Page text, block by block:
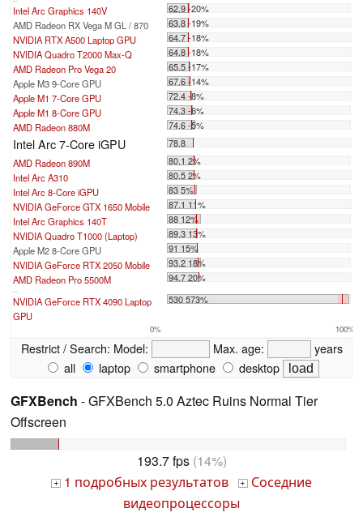
Intel Arc Graphics 140V
62.9 -20%
AMD Radeon RX Vega M GL / 870
63.8 -19%
NVIDIA RTX A500 Laptop GPU
64.7 -18%
NVIDIA Quadro T2000 Max-Q
64.8 -18%
AMD Radeon Pro Vega 20
65.5 -17%
Apple M3 9-Core GPU
67.6 -14%
Apple M1 7-Core GPU
72.4 -8%
Apple M1 8-Core GPU
74.3 -6%
AMD Radeon 880M
74.6 -5%
Intel Arc 7-Core iGPU
78.8
AMD Radeon 890M
80.1 2%
Intel Arc A310
80.5 2%
Intel Arc 8-Core iGPU
83 5%
NVIDIA GeForce GTX 1650 Mobile
87.1 11%
Intel Arc Graphics 140T
88 12%
NVIDIA Quadro T1000 (Laptop)
89.3 13%
Apple M2 8-Core GPU
91 15%
NVIDIA GeForce RTX 2050 Mobile
93.2 18%
AMD Radeon Pro 5500M
94.7 20%
NVIDIA GeForce RTX 4090 Laptop
GPU
530 573%
0% 100%
Restrict / Search: Model: Max. age:
years
all
laptop smartphone desktop
GFXBench - GFXBench 5.0 Aztec Ruins Normal Tier
Offscreen
193.7 fps(14%)
+ 1 подробных результатов + Соседние
видеопроцессоры